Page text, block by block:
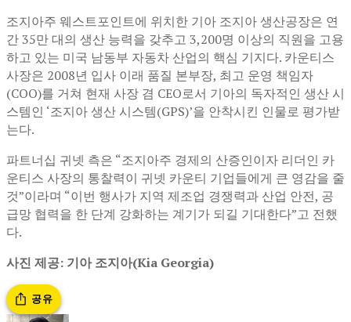
조지아주 웨스트포인트에 위치한 기아 조지아 생산공장은 연
간 35만 대의 생산 능력을 갖추고 3,200명 이상의 직원을 고용
하고 있는 미국 남동부 자동차 산업의 핵심 기지다. 카운티스
사장은 2008년 입사 이래 품질 본부장, 최고 운영 책임자
(COO)를 거쳐 현재 사장 겸 CEO로서 기아의 독자적인 생산 시
스템인 ‘조지아 생산 시스템(GPS)’을 안착시킨 인물로 평가받
는다.
파트너십 귀넷 측은 “조지아주 경제의 산증인이자 리더인 카
운티스 사장의 통찰력이 귀넷 카운티 기업들에게 큰 영감을 줄
것”이라며 “이번 행사가 지역 제조업 경쟁력과 산업 안전, 공
급망 협력을 한 단계 강화하는 계기가 되길 기대한다”고 전했
다.
사진 제공: 기아 조지아(Kia Georgia)
공유